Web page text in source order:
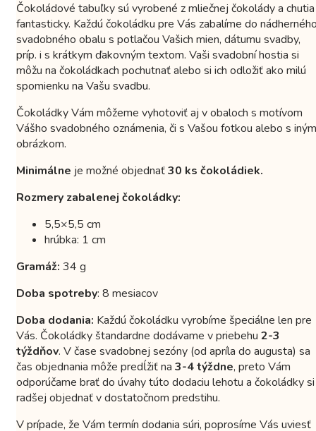
Čokoládové tabuľky sú vyrobené z mliečnej čokolády a chutia
fantasticky. Každú čokoládku pre Vás zabalíme do
svadobného obalu s potlačou Vašich mien, dátumu svadby,
príp. i s krátkym ďakovným textom. Vaši svadobní hostia si
môžu na čokoládkach pochutnať alebo si ich odložiť ako milú
spomienku na Vašu svadbu.
Čokoládky Vám môžeme vyhotoviť aj v obaloch s motívom
Vášho svadobného oznámenia, či s Vašou fotkou alebo s iným
obrázkom.
Minimálne je možné objednať30 ks čokoládiek.
Rozmery zabalenej čokoládky:
5,5×5,5 cm
hrúbka: 1 cm
Gramáž: 34 g
Doba spotreby: 8 mesiacov
Doba dodania: Každú čokoládku vyrobíme špeciálne len pre
Vás. Čokoládky štandardne dodávame v priebehu 2-3
týždňov. V čase svadobnej sezóny (od apríla do augusta) sa
čas objednania môže predĺžiť na 3-4 týždne, preto Vám
odporúčame brať do úvahy túto dodaciu lehotu a čokoládky si
radšej objednať v dostatočnom predstihu.
V prípade, že Vám termín dodania súri, poprosíme Vás uviesť